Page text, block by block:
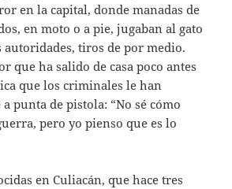
en la capital, donde manadas de
en moto o a pie, jugaban al gato
autoridades, tiros de por medio.
que ha salido de casa poco antes
que los criminales le han
punta de pistola: “No sé cómo
pero yo pienso que es lo
en Culiacán, que hace tres